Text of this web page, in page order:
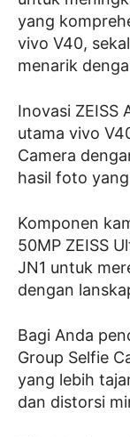
yang
vivo V40,
menarik
Inovasi ZEISS
utama vivo
Camera
hasil foto
Komponen
50MP ZEISS
JN1 untuk
dengan
Bagi Anda
Group Selfie
yang lebih
dan distorsi